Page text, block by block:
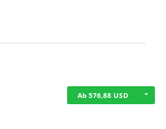
Ab 576,88 USD